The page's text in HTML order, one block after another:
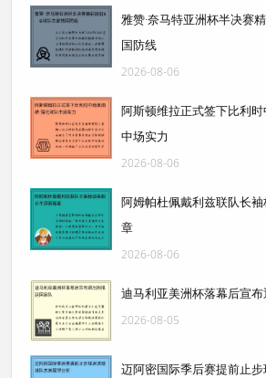
雅赞·奈马特亚洲杯半决赛
国防线
2026-08-06
阿斯顿维拉正式签下比利
中场实力
2026-08-06
阿姆帕杜佩戴利兹联队长
章
2026-08-06
迪马利亚美洲杯落幕后宣
2026-08-05
迈阿密国际季后赛提前止